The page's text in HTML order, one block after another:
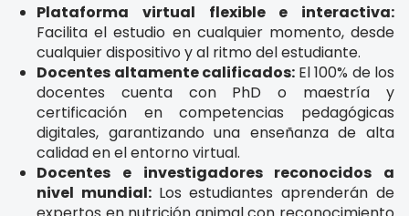
Plataforma virtual flexible e interactiva:
Facilita el estudio en cualquier momento, desde
cualquier dispositivo y al ritmo del estudiante.
Docentes altamente calificados: El 100% de los
docentes cuenta con PhD o maestría y
certificación en competencias pedagógicas
digitales, garantizando una enseñanza de alta
calidad en el entorno virtual.
Docentes e investigadores reconocidos a
nivel mundial: Los estudiantes aprenderán de